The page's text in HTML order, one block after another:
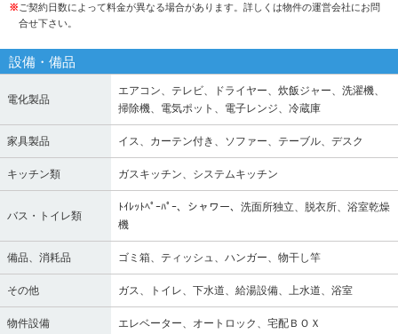
※ ご契約日数によって料金が異なる場合があります。詳しくは物件の運営会社にお問
合せ下さい。
設備・備品
電化製品
エアコン、テレビ、ドライヤー、炊飯ジャー、洗濯機、
掃除機、電気ポット、電子レンジ、冷蔵庫
家具製品 イス、カーテン付き、ソファー、テーブル、デスク
キッチン類 ガスキッチン、システムキッチン
バス・トイレ類
ﾄｲﾚｯﾄﾍﾟｰﾊﾟｰ、シャワー、洗面所独立、脱衣所、浴室乾燥
機
備品、消耗品 ゴミ箱、ティッシュ、ハンガー、物干し竿
その他 ガス、トイレ、下水道、給湯設備、上水道、浴室
物件設備 エレベーター、オートロック、宅配ＢＯＸ